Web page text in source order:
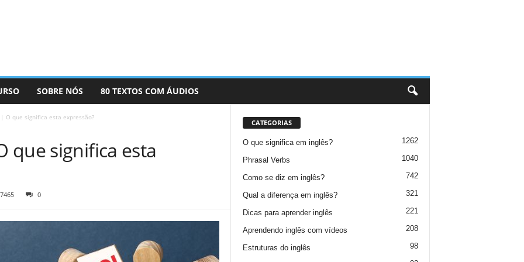
SOBRE NÓS 80 TEXTOS COM ÁUDIOS
| O que significa esta expressão?
que significa esta
7465 0
CATEGORIAS
O que significa em inglês? 1262
Phrasal Verbs 1040
Como se diz em inglês? 742
Qual a diferença em inglês? 321
Dicas para aprender inglês 221
Aprendendo inglês com vídeos 208
Estruturas do inglês 98